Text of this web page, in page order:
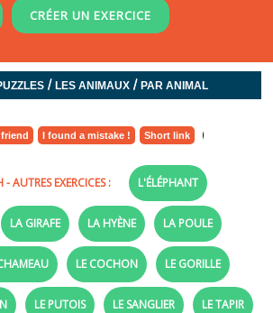
CRÉER UN EXERCICE
/LES ANIMAUX /PAR ANIMAL
I found a mistake ! Short link
- AUTRES EXERCICES : L'ÉLÉPHANT
LA GIRAFE LA HYÈNE LA POULE
LE COCHON LE GORILLE
LE PUTOIS LE SANGLIER LE TAPIR